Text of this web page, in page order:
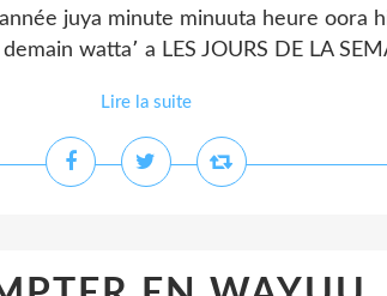
juya minute minuuta heure oora
watta՚ a LES JOURS DE LA
Lire la suite